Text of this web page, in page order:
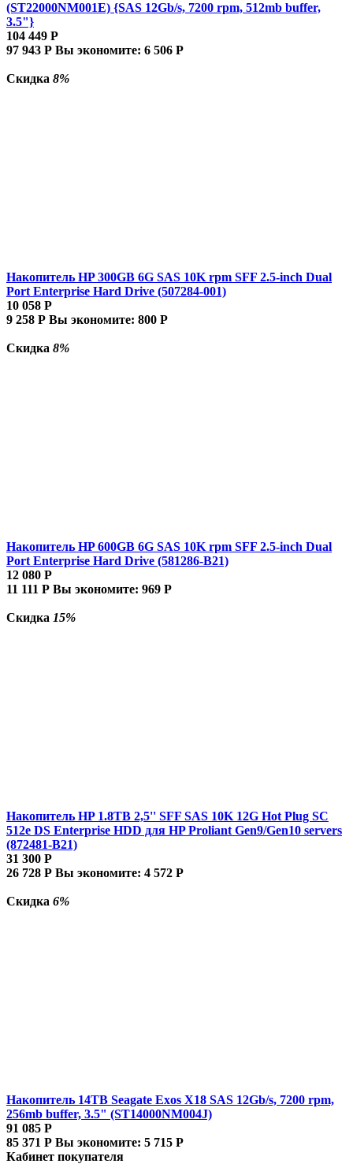
(ST22000NM001E) {SAS 12Gb/s, 7200 rpm, 512mb buffer,
3.5"}
104 449 Р
97 943 Р Вы экономите: 6 506 Р
Скидка 8%
Накопитель HP 300GB 6G SAS 10K rpm SFF 2.5-inch Dual
Port Enterprise Hard Drive (507284-001)
10 058 Р
9 258 Р Вы экономите: 800 Р
Скидка 8%
Накопитель HP 600GB 6G SAS 10K rpm SFF 2.5-inch Dual
Port Enterprise Hard Drive (581286-B21)
12 080 Р
11 111 Р Вы экономите: 969 Р
Скидка 15%
Накопитель HP 1.8TB 2,5'' SFF SAS 10K 12G Hot Plug SC
512e DS Enterprise HDD для HP Proliant Gen9/Gen10 servers
(872481-B21)
31 300 Р
26 728 Р Вы экономите: 4 572 Р
Скидка 6%
Накопитель 14TB Seagate Exos X18 SAS 12Gb/s, 7200 rpm,
256mb buffer, 3.5" (ST14000NM004J)
91 085 Р
85 371 Р Вы экономите: 5 715 Р
Кабинет покупателя